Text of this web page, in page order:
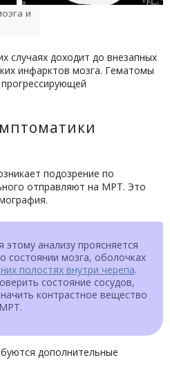
и
случаях доходит до внезапных
инфарктов мозга. Гематомы
подозрение по
отправляют на МРТ. Это
этому анализу проясняется
состоянии мозга, оболочках
полостях внутри черепа.
состояние сосудов,
контрастное вещество
дополнительные